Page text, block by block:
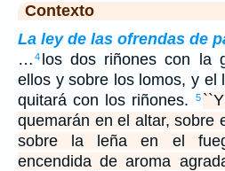
Contexto
La ley de las ofrendas de
… 4 los dos riñones con la
ellos y sobre los lomos, y el
quitará con los riñones.
5
quemarán en el altar, sobre
sobre la leña en el
encendida de aroma